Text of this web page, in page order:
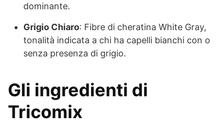
dominante.
Grigio Chiaro: Fibre di cheratina White Gray,
tonalità indicata a chi ha capelli bianchi con o
senza presenza di grigio.
Gli ingredienti di
Tricomix